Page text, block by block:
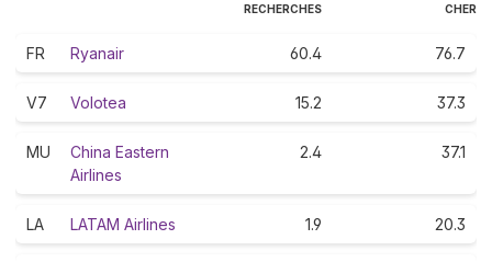
RECHERCHES
CHER
FR Ryanair 60.4 76.7
V7 Volotea 15.2 37.3
MU
China Eastern
Airlines
2.4 37.1
LA LATAM Airlines 1.9 20.3